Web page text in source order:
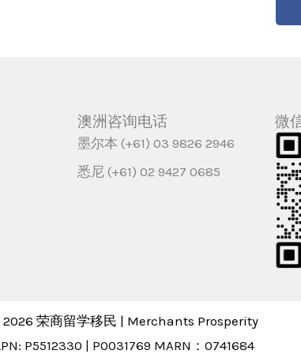
澳洲咨询电话
墨尔本 (+61) 03 9826 2946
悉尼 (+61) 02 9427 0685
微
荣商留学移民 | Merchants Prosperity
P5512330 | P0031769 MARN：0741684